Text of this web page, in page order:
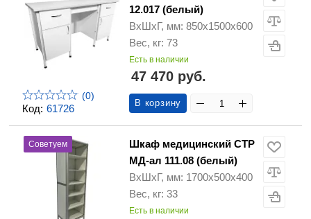
Код: 61726
(0)
12.017 (белый)
ВхШхГ, мм: 850х1500х600
Вес, кг: 73
Есть в наличии
47 470 руб.
В корзину
Советуем
Шкаф медицинский СТР
МД-ал 111.08 (белый)
ВхШхГ, мм: 1700х500х400
Вес, кг: 33
Есть в наличии